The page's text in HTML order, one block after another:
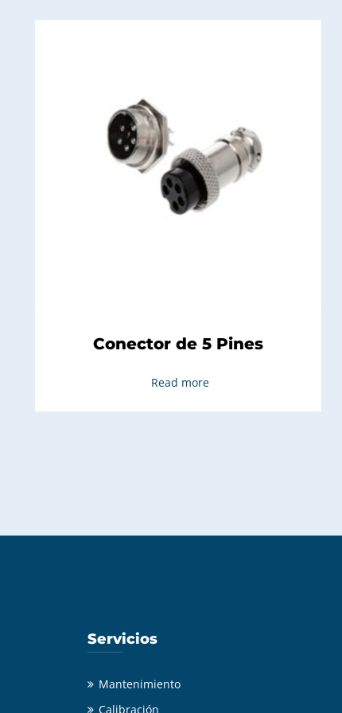
Conector de 5 Pines
Read more
Servicios
Mantenimiento
Calibración